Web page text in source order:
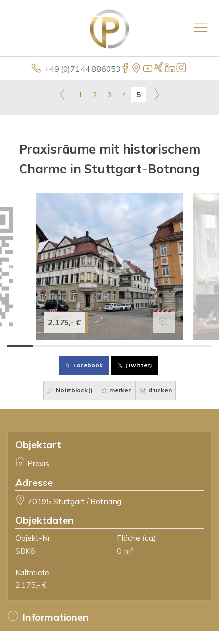
+49 (0)7144 886053
1 2 3 4 5
Praxisräume mit historischem
Charme in Stuttgart-Botnang
2.175,- €
Facebook (Twitter)
Notizblock () merken drucken
Objektart
Praxis
Adresse
70195 Stuttgart / Botnang
Objektdaten
Objekt-Nr.
SBK6
Fläche (ca.)
0 m²
Kaltmiete
2.175,- €
Informationen